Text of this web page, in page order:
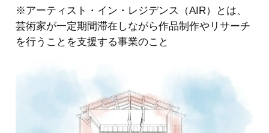
※アーティスト・イン・レジデンス（AIR）とは、
芸術家が一定期間滞在しながら作品制作やリサーチ
を行うことを支援する事業のこと